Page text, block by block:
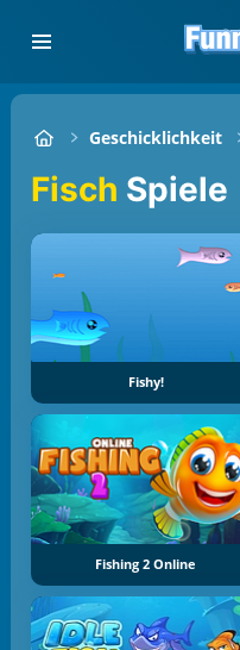
Geschicklichkeit
Fisch Spiele
Fishy!
Fishing 2 Online